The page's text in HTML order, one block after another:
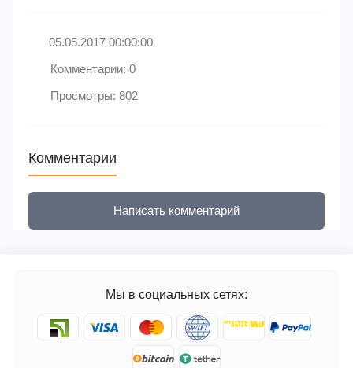
05.05.2017 00:00:00
Комментарии: 0
Просмотры: 802
Комментарии
Написать комментарий
Мы в социальных сетях: